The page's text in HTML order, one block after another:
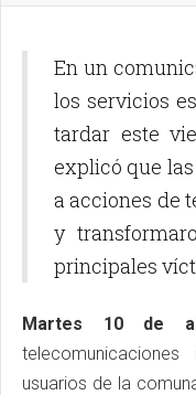
En un
los servicios
tardar este
explicó que
a acciones de
y
principales
Martes 10 de
usuarios de la